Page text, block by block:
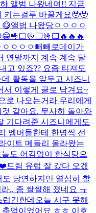
앨범 나왔네여!! 지금
키는걸루 바꿀게요🥹🥹
😋앨범 나왔당ㅇㅇㅇㅇ
ㅇㅇㅇ빼빼로데이가
연말까지 계속 계속 달
고 있죠?? 요즘 티져도
활동을 앞두고 시즈니
서 이렇게 글로 남겨요~
로 나오는거라 우리에게
같아요. 무사히 돌아와
기다려준 시즈니에게도
멤버들한테 한명씩 선
이트 메들리 올라왔는
늘도 어김없이 한식당으
드림 유럽 잘 갔다 오겠
당연하지만 열심히 할
.. 좀 쌀쌀해 졌네요 ㅠ
긴한데 오늘 시구 못해
억이었어요 ㅎㅎ 이호